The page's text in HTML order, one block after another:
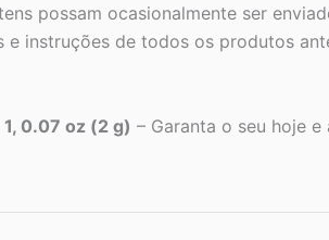
possam ocasionalmente ser
instruções de todos os produtos
0.07 oz (2 g) – Garanta o seu hoje